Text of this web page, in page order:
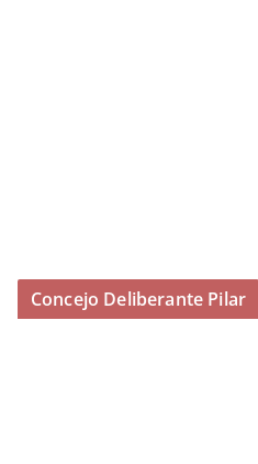
Concejo Deliberante Pilar